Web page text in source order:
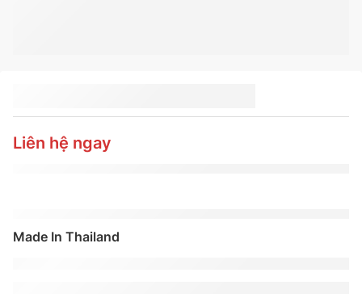
265/65R17
CROSSCONTACT RX
Liên hệ ngay
Made In Thailand